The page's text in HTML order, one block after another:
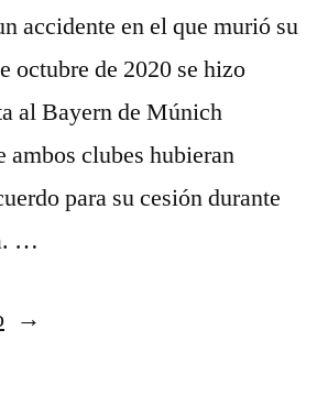
accidente en el que murió su
octubre de 2020 se hizo
al Bayern de Múnich
ambos clubes hubieran
para su cesión durante
…
«gola